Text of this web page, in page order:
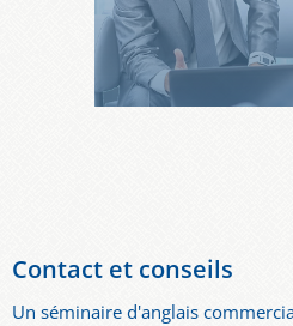
Contact et conseils
Un séminaire d'anglais